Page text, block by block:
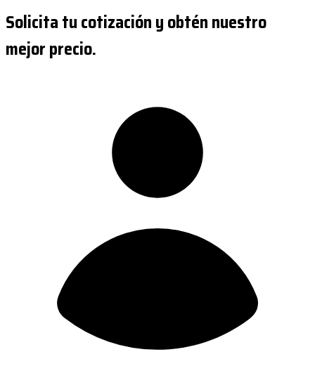
Solicita tu cotización y obtén nuestro
mejor precio.